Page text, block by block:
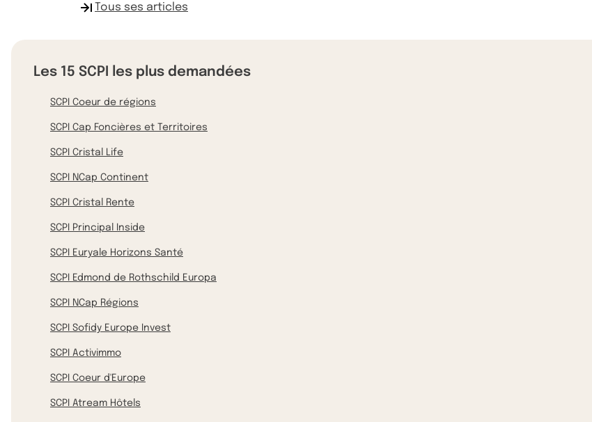
Tous ses articles
Les 15 SCPI les plus demandées
SCPI Coeur de régions
SCPI Cap Foncières et Territoires
SCPI Cristal Life
SCPI NCap Continent
SCPI Cristal Rente
SCPI Principal Inside
SCPI Euryale Horizons Santé
SCPI Edmond de Rothschild Europa
SCPI NCap Régions
SCPI Sofidy Europe Invest
SCPI Activimmo
SCPI Coeur d'Europe
SCPI Atream Hôtels